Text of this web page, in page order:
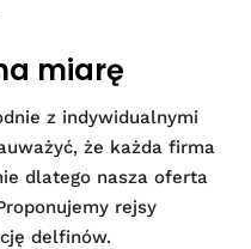
miarę
z indywidualnymi
że każda firma
dlatego nasza oferta
rejsy
delfinów.